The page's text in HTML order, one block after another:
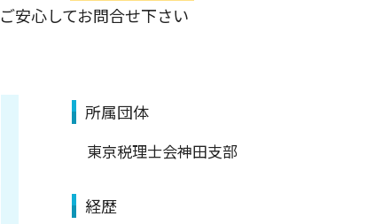
ご安心してお問合せ下さい
所属団体
東京税理士会神田支部
経歴